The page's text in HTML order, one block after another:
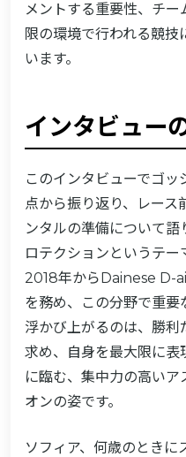
メントする重要性、チ
限の環境で行われる競
います。
インタビュー
このインタビューでゴ
点から振り返り、レース
ンタルの準備について
ロテクションというテー
2018年からDainese D-
を務め、この分野で重要
浮かび上がるのは、勝
求め、自身を最大限に
に臨む、集中力の高い
オンの姿です。
ソフィア、何歳のときに